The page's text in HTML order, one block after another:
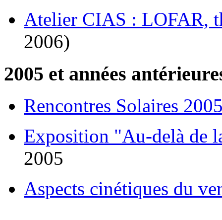
Atelier CIAS : LOFAR,
2006)
2005 et années
Rencontres Solaires
Exposition "Au-delà de
2005
Aspects cinétiques du